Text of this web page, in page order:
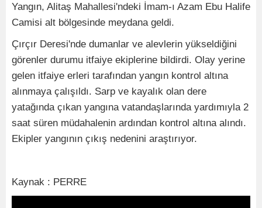
Yangın, Alitaş Mahallesi'ndeki İmam-ı Azam Ebu Halife
Camisi alt bölgesinde meydana geldi.
Çırçır Deresi'nde dumanlar ve alevlerin yükseldiğini
görenler durumu itfaiye ekiplerine bildirdi. Olay yerine
gelen itfaiye erleri tarafından yangın kontrol altına
alınmaya çalışıldı. Sarp ve kayalık olan dere
yatağında çıkan yangına vatandaşlarında yardımıyla 2
saat süren müdahalenin ardından kontrol altına alındı.
Ekipler yangının çıkış nedenini araştırıyor.
Kaynak : PERRE